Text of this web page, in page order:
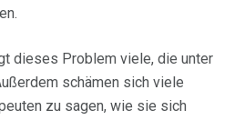
dieses Problem viele, die unter
schämen sich viele
zu sagen, wie sie sich